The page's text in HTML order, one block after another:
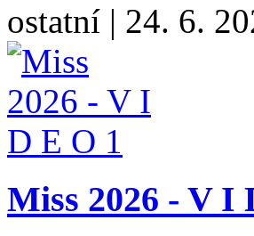
ostatní | 24. 6.
Miss 2026 - V I